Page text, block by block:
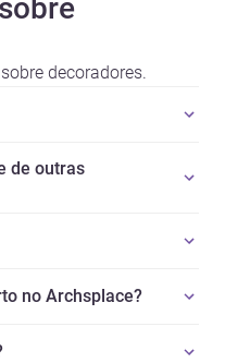
decoradores.
de outras
no Archsplace?